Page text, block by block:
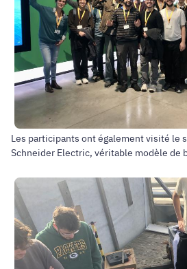
Les participants ont également visité le
Schneider Electric, véritable modèle de